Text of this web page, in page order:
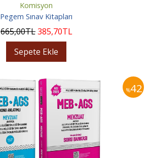
Komisyon
Pegem Sınav Kitapları
665,00TL385,70TL
Sepete Ekle
%42